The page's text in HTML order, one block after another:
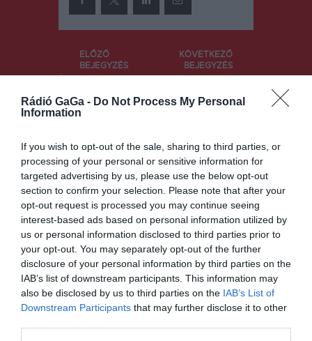
Rádió GaGa - Do Not Process My Personal
Information
If you wish to opt-out of the sale, sharing to third parties, or
processing of your personal or sensitive information for
targeted advertising by us, please use the below opt-out
section to confirm your selection. Please note that after your
opt-out request is processed you may continue seeing
interest-based ads based on personal information utilized by
us or personal information disclosed to third parties prior to
your opt-out. You may separately opt-out of the further
disclosure of your personal information by third parties on the
IAB’s list of downstream participants. This information may
also be disclosed by us to third parties on the IAB’s List of
Downstream Participants that may further disclose it to other
Bejegyzés
navigáció
ELŐZŐ
BEJEGYZÉS
sem kérik
KÖVETKEZŐ
BEJEGYZÉS
us folyosó
ukránok és
az oroszok
Ez is érdekelheti
HÍRLISTA
Iskolai forgatókönyvek a
megyében